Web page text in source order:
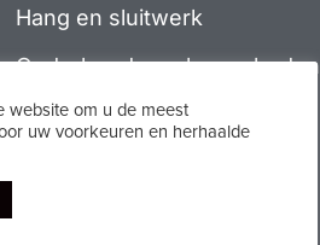
Hang en sluitwerk
Onderhoudswerkzaamheden
Vloeren
website om u de meest
uw voorkeuren en herhaalde